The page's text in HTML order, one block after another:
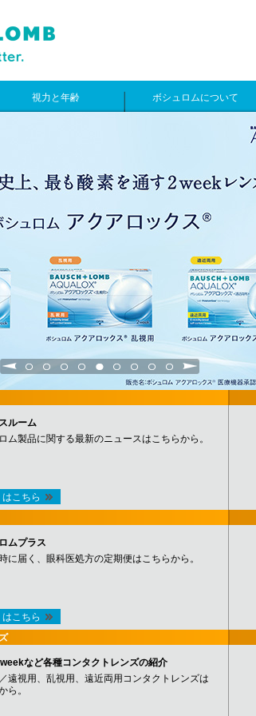
視力と年齢 ボシュロムについて
1 2 3 4 5 6 7 8 9
ルーム
ム製品に関する最新のニュースはこちらから。
こちら
ムプラス
に届く、眼科医処方の定期便はこちらから。
こちら
など各種コンタクトレンズの紹介
遠視用、乱視用、遠近両用コンタクトレンズは
ら。